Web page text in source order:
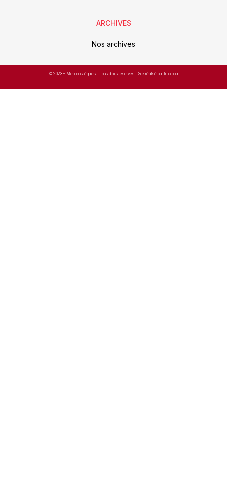
ARCHIVES
Nos archives
© 2023 – Mentions légales – Tous droits réservés – Site réalisé par Improba